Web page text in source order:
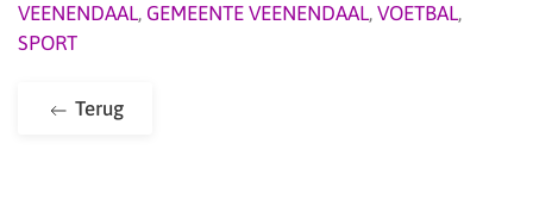
VEENENDAAL, GEMEENTE VEENENDAAL, VOETBAL,
SPORT
Terug